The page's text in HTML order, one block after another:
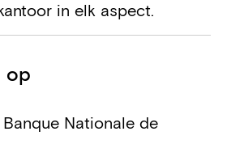
in elk aspect.
op
Nationale de